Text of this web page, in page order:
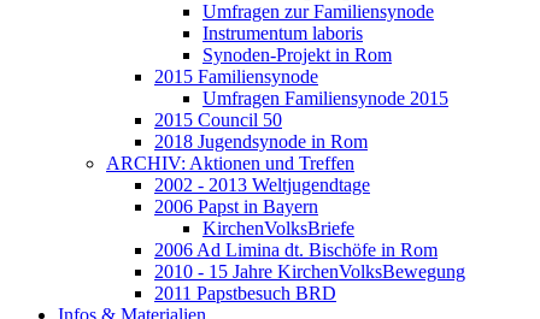
Umfragen zur Familiensynode
Instrumentum laboris
Synoden-Projekt in Rom
2015 Familiensynode
Umfragen Familiensynode 2015
2015 Council 50
2018 Jugendsynode in Rom
ARCHIV: Aktionen und Treffen
2002 - 2013 Weltjugendtage
2006 Papst in Bayern
KirchenVolksBriefe
2006 Ad Limina dt. Bischöfe in Rom
2010 - 15 Jahre KirchenVolksBewegung
2011 Papstbesuch BRD
Infos & Materialien